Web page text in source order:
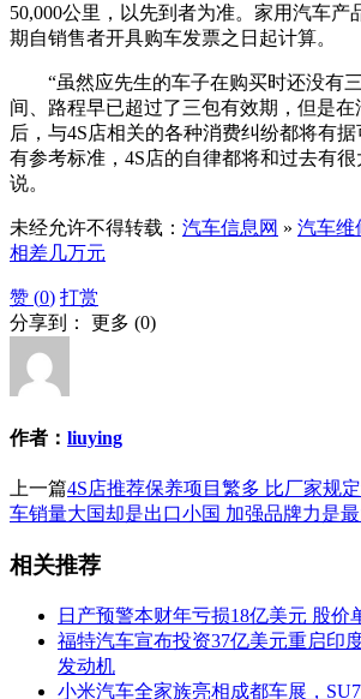
50,000公里，以先到者为准。家用汽车产
期自销售者开具购车发票之日起计算。
“虽然应先生的车子在购买时还没有
间、路程早已超过了三包有效期，但是在
后，与4S店相关的各种消费纠纷都将有
有参考标准，4S店的自律都将和过去有
说。
未经允许不得转载： 汽车信息网 » 汽车维
相差几万元
赞 (0) 打赏
分享到： 更多 (0)
作者： liuying
上一篇4S店推荐保养项目繁多 比厂家规
车销量大国却是出口小国 加强品牌力是
相关推荐
日产预警本财年亏损18亿美元 股价
福特汽车宣布投资37亿美元重启印
发动机
小米汽车全家族亮相成都车展，